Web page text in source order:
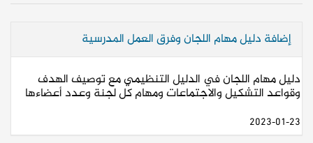
إضافة دليل مهام اللجان وفرق العمل المدرسية
دليل مهام اللجان في الدليل التنظيمي مع توصيف الهدف
وقواعد التشكيل والاجتماعات ومهام كل لجنة وعدد أعضاءها
2023-01-23